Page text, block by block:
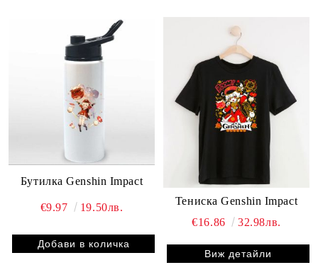
Бутилка Genshin Impact
€9.97 19.50лв.
Тениска Genshin Impact
€16.86
32.98лв.
Виж детайли